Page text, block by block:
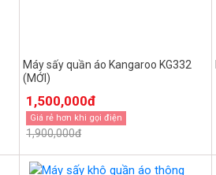
Máy sấy quần áo Kangaroo KG332
(MỚI)
1,500,000đ
Giá rẻ hơn khi gọi điện
1,900,000đ